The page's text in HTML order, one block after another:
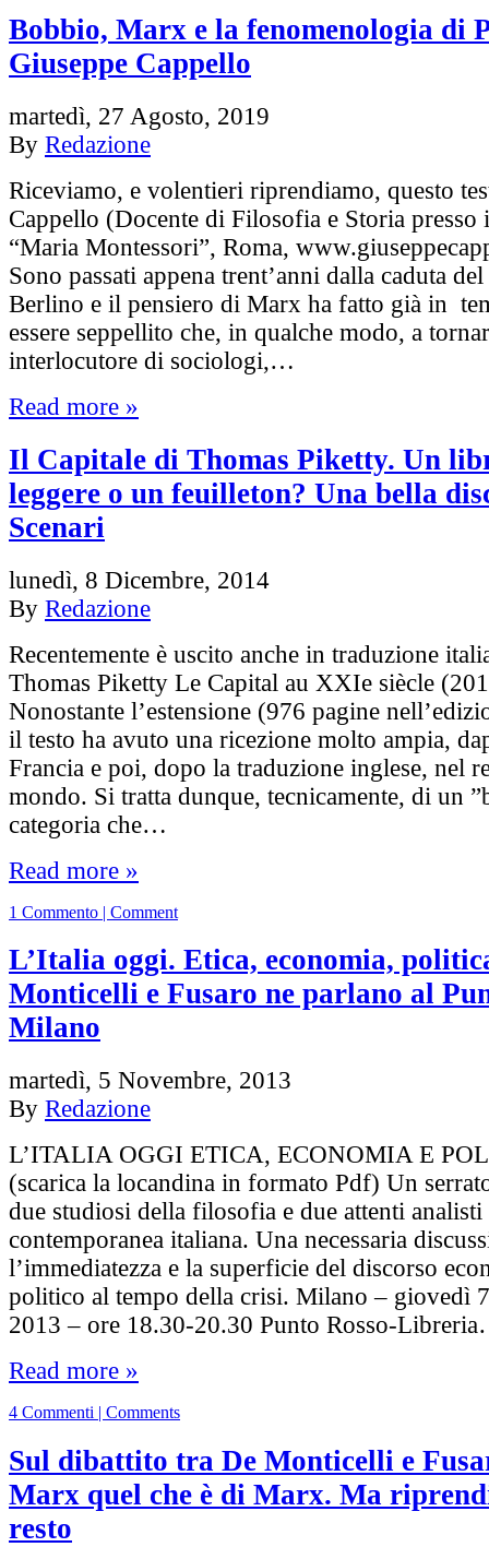
Bobbio, Marx e la fenomenologia di
Giuseppe Cappello
martedì, 27 Agosto, 2019
By Redazione
Riceviamo, e volentieri riprendiamo, questo
Cappello (Docente di Filosofia e Storia presso
“Maria Montessori”, Roma,
Sono passati appena trent’anni dalla caduta
Berlino e il pensiero di Marx ha fatto già in
essere seppellito che, in qualche modo, a
interlocutore di sociologi,…
Read more »
Il Capitale di Thomas Piketty. Un
leggere o un feuilleton? Una bella
Scenari
lunedì, 8 Dicembre, 2014
By Redazione
Recentemente è uscito anche in traduzione
Thomas Piketty Le Capital au XXIe siècle
Nonostante l’estensione (976 pagine
il testo ha avuto una ricezione molto ampia,
Francia e poi, dopo la traduzione inglese, nel
mondo. Si tratta dunque, tecnicamente, di un
categoria che…
Read more »
1 Commento | Comment
L’Italia oggi. Etica, economia,
Monticelli e Fusaro ne parlano al
Milano
martedì, 5 Novembre, 2013
By Redazione
L’ITALIA OGGI ETICA, ECONOMIA E
(scarica la locandina in formato Pdf) Un
due studiosi della filosofia e due attenti analisti
contemporanea italiana. Una necessaria
l’immediatezza e la superficie del discorso
politico al tempo della crisi. Milano – giovedì
2013 – ore 18.30-20.30 Punto Rosso-
Read more »
4 Commenti | Comments
Sul dibattito tra De Monticelli e
Marx quel che è di Marx. Ma
resto